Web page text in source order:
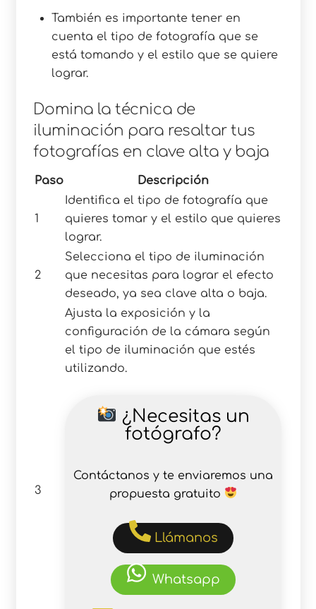
También es importante tener en
cuenta el tipo de fotografía que se
está tomando y el estilo que se quiere
lograr.
Domina la técnica de
iluminación para resaltar tus
fotografías en clave alta y baja
Paso Descripción
1
Identifica el tipo de fotografía que
quieres tomar y el estilo que quieres
lograr.
2
Selecciona el tipo de iluminación
que necesitas para lograr el efecto
deseado, ya sea clave alta o baja.
3
Ajusta la exposición y la
configuración de la cámara según
el tipo de iluminación que estés
utilizando.
¿Necesitas un
fotógrafo?
Contáctanos y te enviaremos una
propuesta gratuito
Llámanos
Whatsapp